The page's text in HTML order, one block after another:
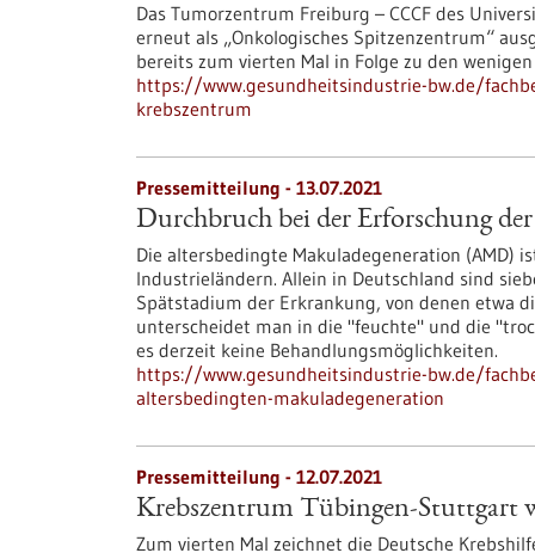
Das Tumorzentrum Freiburg – CCCF des
erneut als „Onkologisches Spitzenzentrum“
bereits zum vierten Mal in Folge zu den
https://www.gesundheitsindustrie-bw.de/
krebszentrum
Pressemitteilung - 13.07.2021
Durchbruch bei der Erforschung
Die altersbedingte Makuladegeneration (AMD)
Industrieländern. Allein in Deutschland sind
Spätstadium der Erkrankung, von denen etwa
unterscheidet man in die "feuchte" und die
es derzeit keine Behandlungsmöglichkeiten.
https://www.gesundheitsindustrie-bw.de/
altersbedingten-makuladegeneration
Pressemitteilung - 12.07.2021
Krebszentrum Tübingen-Stuttgart
Zum vierten Mal zeichnet die Deutsche